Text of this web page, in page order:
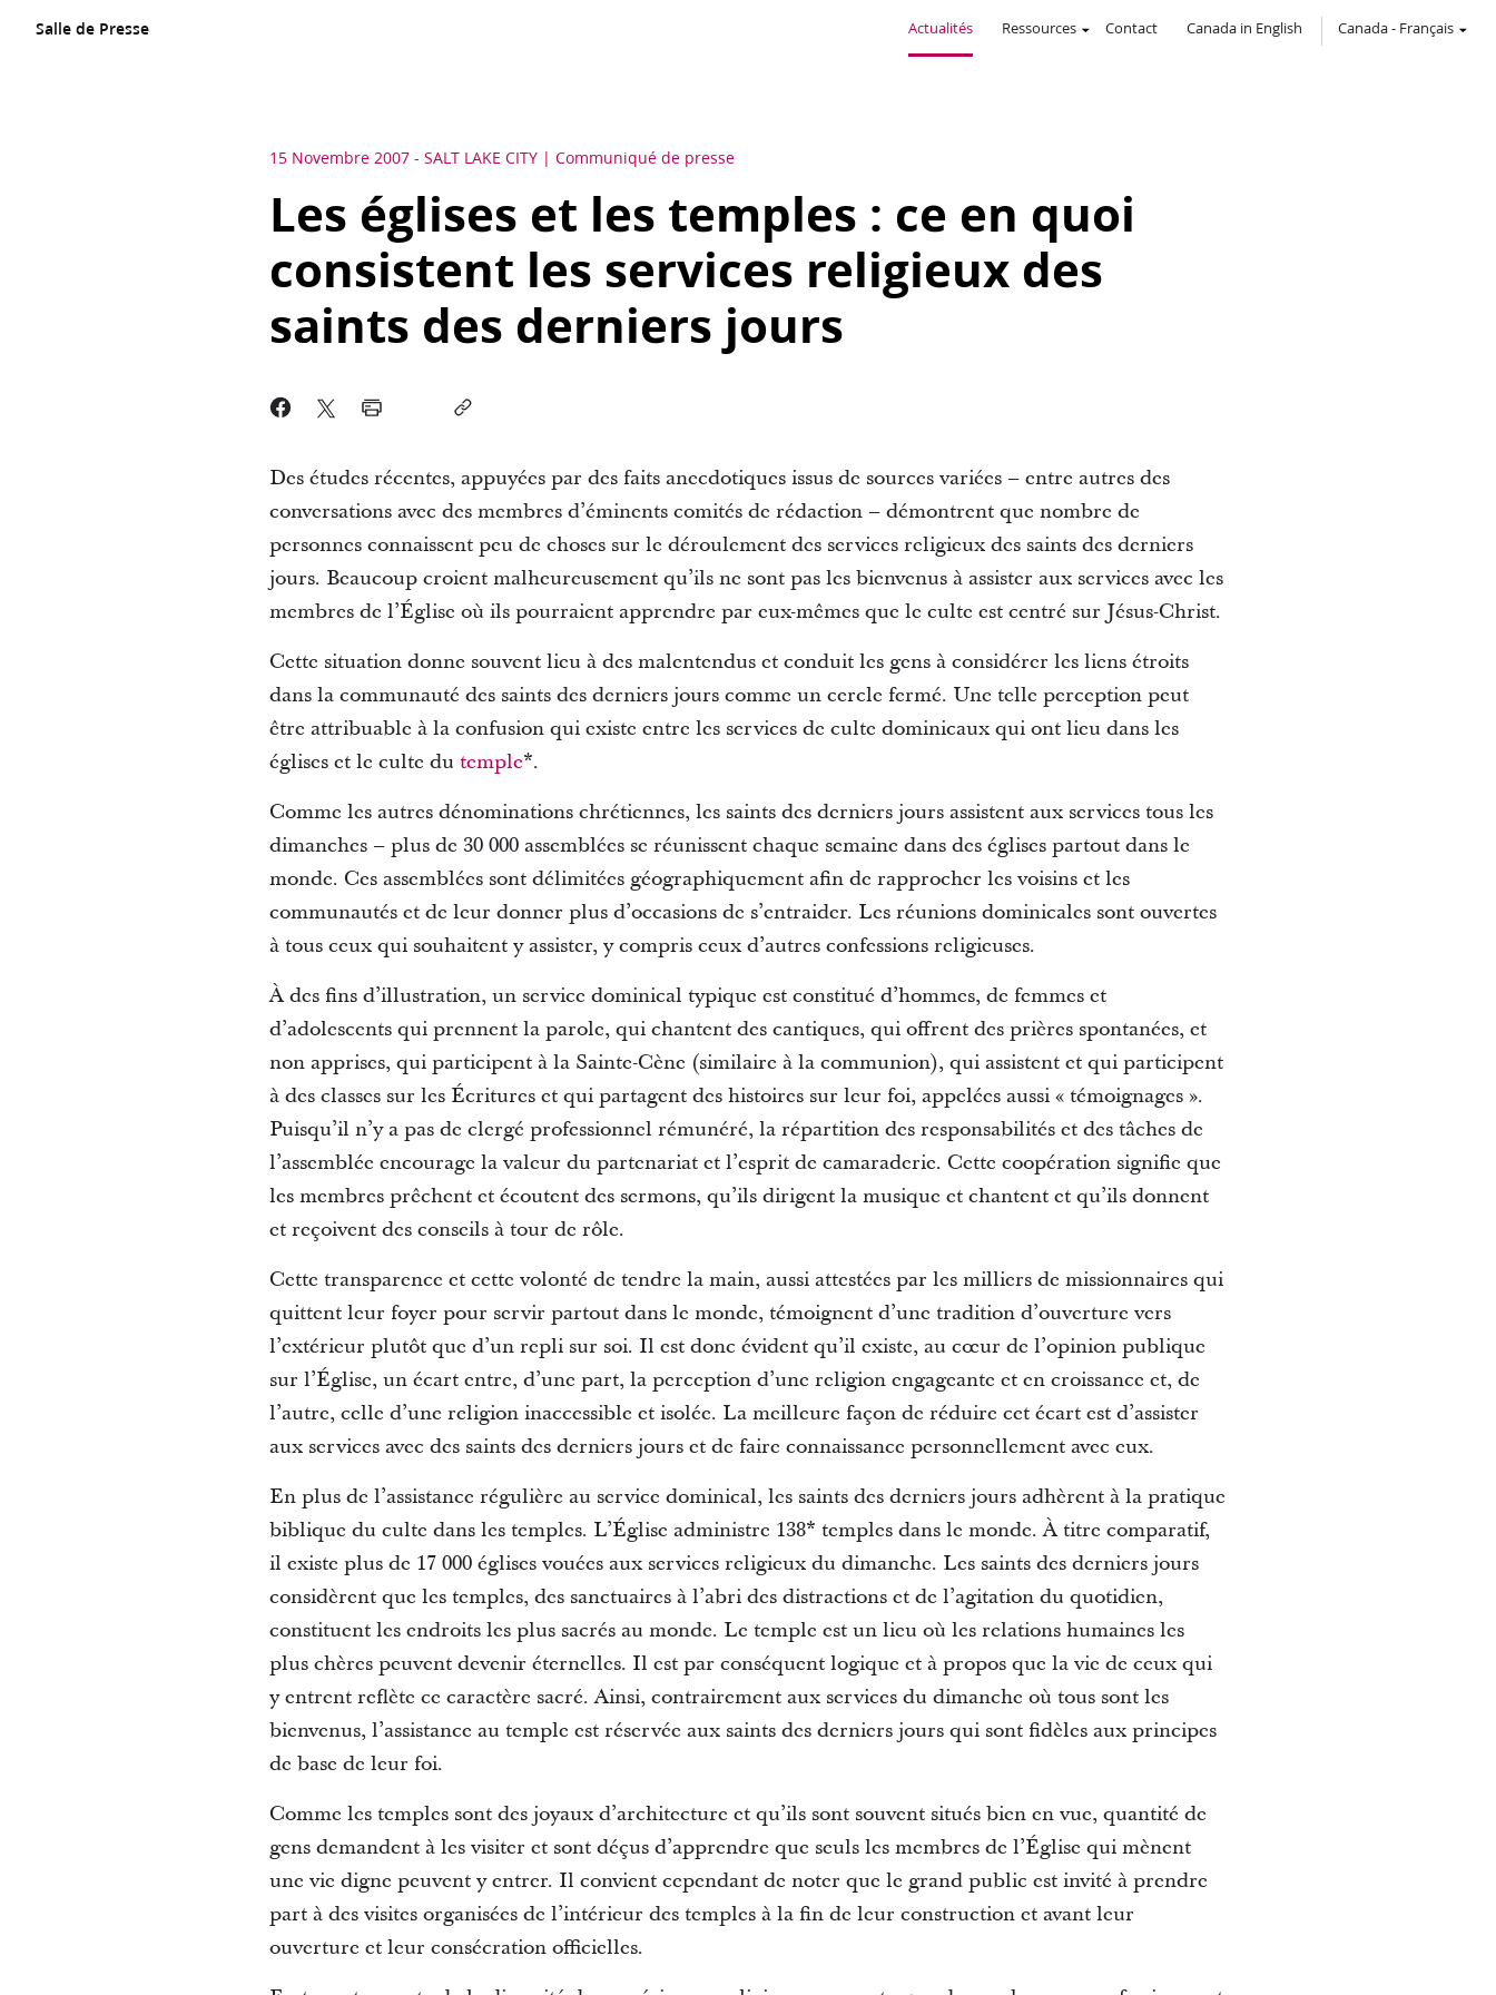
Salle de Presse Actualités Ressources Contact Canada in English Canada- Français
15 Novembre 2007 - SALT LAKE CITY Communiqué de presse
Les églises et les temples : ce en quoi
consistent les services religieux des
saints des derniers jours
Des études récentes, appuyées par des faits anecdotiques issus de sources variées – entre autres des
conversations avec des membres d’éminents comités de rédaction – démontrent que nombre de
personnes connaissent peu de choses sur le déroulement des services religieux des saints des derniers
jours. Beaucoup croient malheureusement qu’ils ne sont pas les bienvenus à assister aux services avec les
membres de l’Église où ils pourraient apprendre par eux-mêmes que le culte est centré sur Jésus-Christ.
Cette situation donne souvent lieu à des malentendus et conduit les gens à considérer les liens étroits
dans la communauté des saints des derniers jours comme un cercle fermé. Une telle perception peut
être attribuable à la confusion qui existe entre les services de culte dominicaux qui ont lieu dans les
églises et le culte du temple*.
Comme les autres dénominations chrétiennes, les saints des derniers jours assistent aux services tous les
dimanches – plus de 30 000 assemblées se réunissent chaque semaine dans des églises partout dans le
monde. Ces assemblées sont délimitées géographiquement afin de rapprocher les voisins et les
communautés et de leur donner plus d’occasions de s’entraider. Les réunions dominicales sont ouvertes
à tous ceux qui souhaitent y assister, y compris ceux d’autres confessions religieuses.
À des fins d’illustration, un service dominical typique est constitué d’hommes, de femmes et
d’adolescents qui prennent la parole, qui chantent des cantiques, qui offrent des prières spontanées, et
non apprises, qui participent à la Sainte-Cène (similaire à la communion), qui assistent et qui participent
à des classes sur les Écritures et qui partagent des histoires sur leur foi, appelées aussi « témoignages ».
Puisqu’il n’y a pas de clergé professionnel rémunéré, la répartition des responsabilités et des tâches de
l’assemblée encourage la valeur du partenariat et l’esprit de camaraderie. Cette coopération signifie que
les membres prêchent et écoutent des sermons, qu’ils dirigent la musique et chantent et qu’ils donnent
et reçoivent des conseils à tour de rôle.
Cette transparence et cette volonté de tendre la main, aussi attestées par les milliers de missionnaires qui
quittent leur foyer pour servir partout dans le monde, témoignent d’une tradition d’ouverture vers
l’extérieur plutôt que d’un repli sur soi. Il est donc évident qu’il existe, au cœur de l’opinion publique
sur l’Église, un écart entre, d’une part, la perception d’une religion engageante et en croissance et, de
l’autre, celle d’une religion inaccessible et isolée. La meilleure façon de réduire cet écart est d’assister
aux services avec des saints des derniers jours et de faire connaissance personnellement avec eux.
En plus de l’assistance régulière au service dominical, les saints des derniers jours adhèrent à la pratique
biblique du culte dans les temples. L’Église administre 138* temples dans le monde. À titre comparatif,
il existe plus de 17 000 églises vouées aux services religieux du dimanche. Les saints des derniers jours
considèrent que les temples, des sanctuaires à l’abri des distractions et de l’agitation du quotidien,
constituent les endroits les plus sacrés au monde. Le temple est un lieu où les relations humaines les
plus chères peuvent devenir éternelles. Il est par conséquent logique et à propos que la vie de ceux qui
y entrent reflète ce caractère sacré. Ainsi, contrairement aux services du dimanche où tous sont les
bienvenus, l’assistance au temple est réservée aux saints des derniers jours qui sont fidèles aux principes
de base de leur foi.
Comme les temples sont des joyaux d’architecture et qu’ils sont souvent situés bien en vue, quantité de
gens demandent à les visiter et sont déçus d’apprendre que seuls les membres de l’Église qui mènent
une vie digne peuvent y entrer. Il convient cependant de noter que le grand public est invité à prendre
part à des visites organisées de l’intérieur des temples à la fin de leur construction et avant leur
ouverture et leur consécration officielles.